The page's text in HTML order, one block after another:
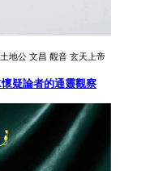
地公 文昌 觀音 玄天上帝
疑論者的通靈觀察